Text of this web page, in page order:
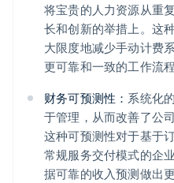
将宝贵的人力资源从重
长和创新的举措上。这
大限度地减少手动计费
更可靠和一致的工作流程
财务可预测性： 系统化
于管理，从而改善了公
这种可预测性对于基于
常规服务交付模式的企
据可靠的收入预测做出